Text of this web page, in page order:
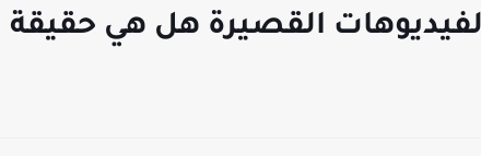
القصيرة هل هي حقيقة